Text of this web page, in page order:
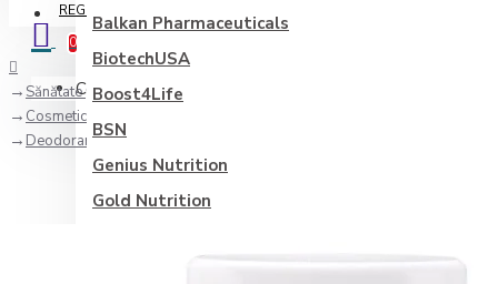
0
Coșul este gol!
Balkan Pharmaceuticals
BiotechUSA
Boost4Life
BSN
Genius Nutrition
Gold Nutrition
Optimum Nutrition
REGISTER
Sănătate generală
Cosmetice si ingrijire corporala
Deodorant Stick cu Levănțică - 62g